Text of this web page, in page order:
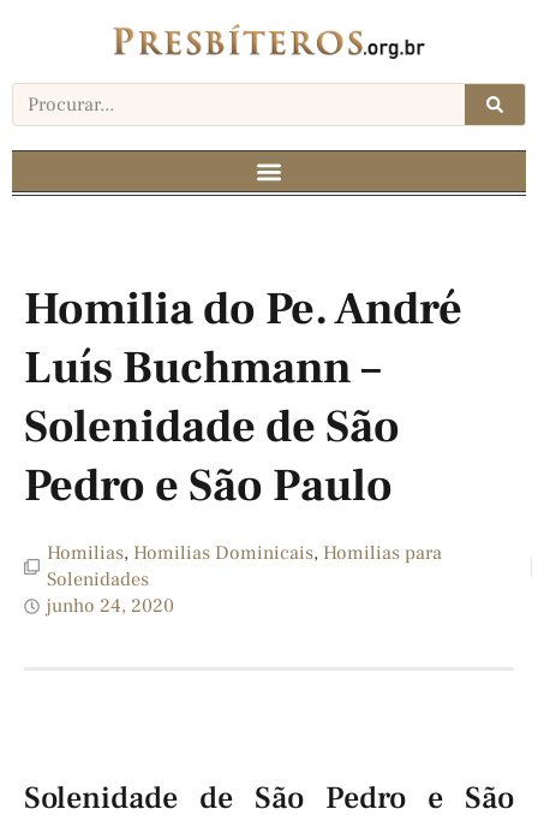
Homilia do Pe. André
Luís Buchmann –
Solenidade de São
Pedro e São Paulo
Homilias, Homilias Dominicais, Homilias para
Solenidades
junho 24, 2020
Solenidade de São Pedro e São